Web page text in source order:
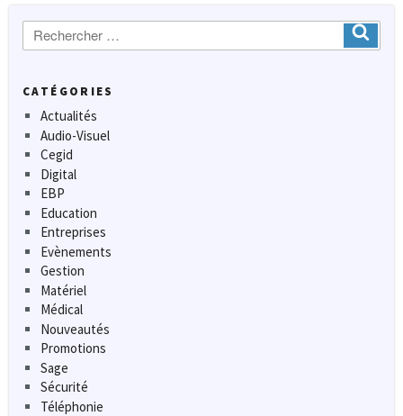
Recherche
:
CATÉGORIES
Actualités
Audio-Visuel
Cegid
Digital
EBP
Education
Entreprises
Evènements
Gestion
Matériel
Médical
Nouveautés
Promotions
Sage
Sécurité
Téléphonie